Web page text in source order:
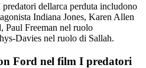
dellarca perduta includono
Indiana Jones, Karen Allen
Paul Freeman nel ruolo
Davies nel ruolo di Sallah.
Ford nel film I predatori